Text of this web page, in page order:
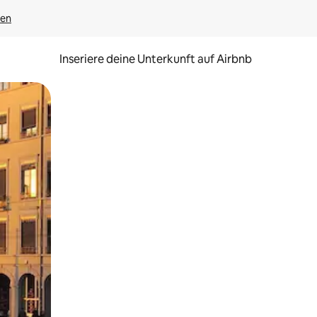
Inseriere deine Unterkunft auf Airbnb
oder Wischgesten.